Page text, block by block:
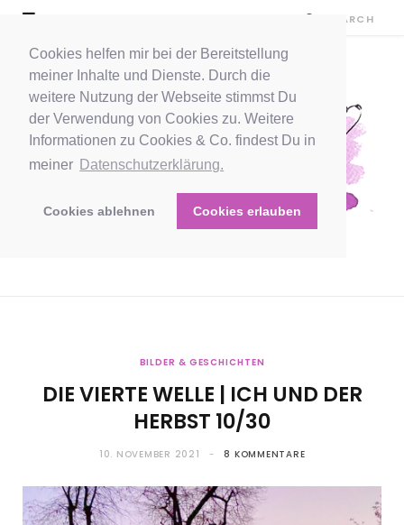
Cookies helfen mir bei der Bereitstellung
meiner Inhalte und Dienste. Durch die
weitere Nutzung der Webseite stimmst Du
der Verwendung von Cookies zu. Weitere
Informationen zu Cookies & Co. findest Du in
meiner Datenschutzerklärung.
Cookies ablehnen Cookies erlauben
BILDER & GESCHICHTEN
DIE VIERTE WELLE | ICH UND DER
HERBST 10/30
10. NOVEMBER 2021 8 KOMMENTARE